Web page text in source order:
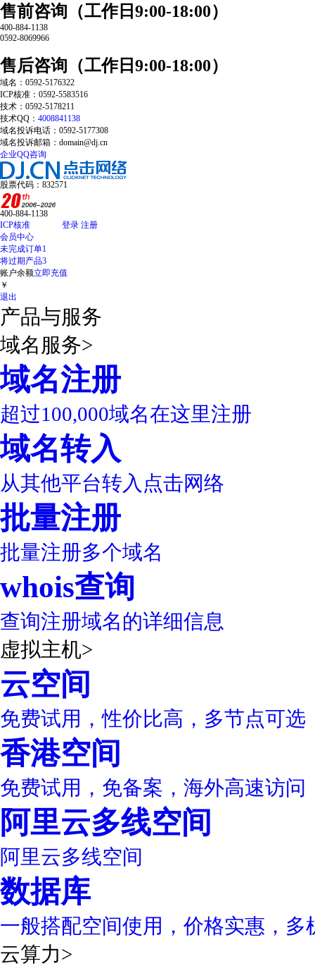
售前咨询（工作日9:00-18:00）
400-884-1138
0592-8069966
售后咨询（工作日9:00-18:00）
域名：0592-5176322
ICP核准：0592-5583516
技术：0592-5178211
技术QQ： 4008841138
域名投诉电话：0592-5177308
域名投诉邮箱：domain@dj.cn
企业QQ咨询
股票代码：832571
400-884-1138
ICP核准
登录 注册
会员中心
未完成订单1
将过期产品3
账户余额立即充值
￥
退出
产品与服务
域名服务>
域名注册
超过100,000域名在这里注册
域名转入
从其他平台转入点击网络
批量注册
批量注册多个域名
whois查询
查询注册域名的详细信息
虚拟主机>
云空间
免费试用，性价比高，多节点可选
香港空间
免费试用，免备案，海外高速访问
阿里云多线空间
阿里云多线空间
数据库
一般搭配空间使用，价格实惠，多
云算力>